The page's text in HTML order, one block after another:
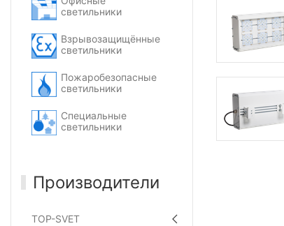
светильники
Взрывозащищённые
светильники
Пожаробезопасные
светильники
Специальные
светильники
Производители
TOP-SVET